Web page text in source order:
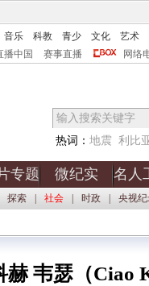
音乐 科教 青少 文化
艺术
播中国 赛事直播 网络
热词： 地震 利比
专题 微纪实 名人
探索 社会 时政 央视
赫 韦瑟（Ciao